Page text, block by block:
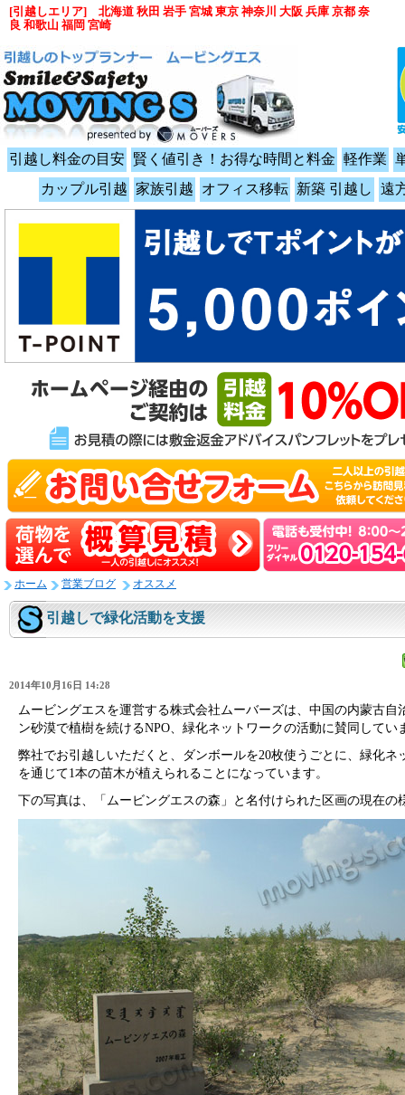
引越し料金の目安 賢く値引き！お得な時間と料金 軽作業
カップル引越 家族引越 オフィス移転 新築 引越し 遠
ホーム 営業ブログ オススメ
引越しで緑化活動を支援
2014年10月16日 14:28
ムービングエスを運営する株式会社ムーバーズは、中国の内蒙古自
ン砂漠で植樹を続けるNPO、緑化ネットワークの活動に賛同してい
弊社でお引越しいただくと、ダンボールを20枚使うごとに、緑化ネ
を通じて1本の苗木が植えられることになっています。
下の写真は、「ムービングエスの森」と名付けられた区画の現在の
[引越しエリア] 北海道 秋田 岩手 宮城 東京 神奈川 大阪 兵庫 京都 奈
良 和歌山 福岡 宮崎